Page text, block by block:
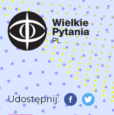
Udostępnij: Facebook
Twitter